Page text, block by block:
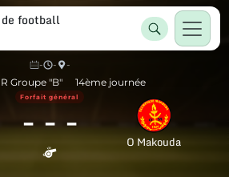
football
- -
-
Groupe "B"
14ème journée
---
Forfait général
O Makouda